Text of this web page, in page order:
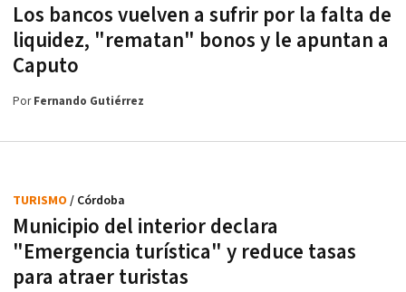
Los bancos vuelven a sufrir por la falta de
liquidez, "rematan" bonos y le apuntan a
Caputo
PorFernando Gutiérrez
Municipio del interior declara
"Emergencia turística" y reduce tasas
para atraer turistas
TURISMO / Córdoba